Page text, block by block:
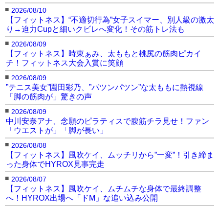
■ 2026/08/10
【フィットネス】“不適切行為”女子スイマー、別人級の激太
り→迫力Cupと細いクビレへ変化！その筋トレ法も
■ 2026/08/09
【フィットネス】時東ぁみ、太ももと桃尻の筋肉ピカイ
チ！フィットネス大会入賞に笑顔
■ 2026/08/09
”テニス美女”園田彩乃、”パツンパツン”な太ももに熱視線
「脚の筋肉が」驚きの声
■ 2026/08/09
中川安奈アナ、念願のピラティスで腹筋チラ見せ！ファン
「ウエストが」「脚が長い」
■ 2026/08/08
【フィットネス】風吹ケイ、ムッチリから”一変”！引き締ま
った身体でHYROX見事完走
■ 2026/08/07
【フィットネス】風吹ケイ、ムチムチな身体で最終調整
へ！HYROX出場へ「ドM」な追い込み公開